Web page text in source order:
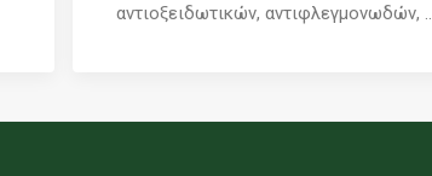
αντιοξειδωτικών, αντιφλεγμονωδών, ...